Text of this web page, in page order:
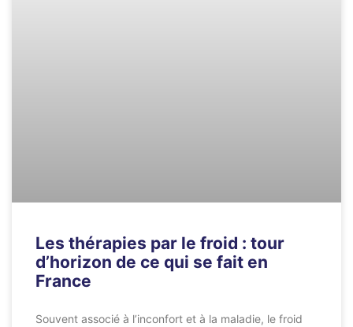
Les thérapies par le froid : tour
d’horizon de ce qui se fait en
France
Souvent associé à l’inconfort et à la maladie, le froid